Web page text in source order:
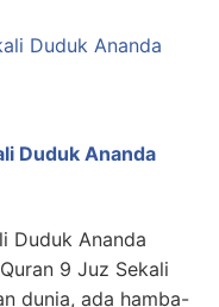
Duduk Ananda
Duduk Ananda
9 Juz Sekali
dunia, ada hamba-